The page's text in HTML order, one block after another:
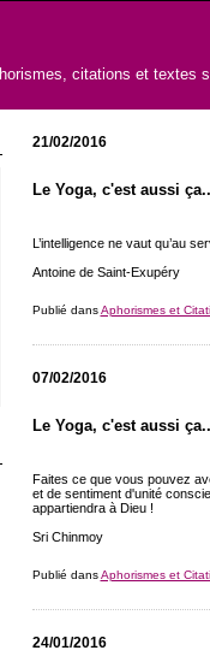
citations et textes
21/02/2016
Le Yoga, c'est aussi
L’intelligence ne vaut qu’au
Antoine de Saint-Exupéry
Publié dansAphorismes et
07/02/2016
Le Yoga, c'est aussi
Faites ce que vous pouvez
et de sentiment d'unité
appartiendra à Dieu !
Sri Chinmoy
Publié dansAphorismes et
24/01/2016